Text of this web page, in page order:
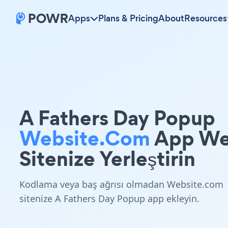
Apps Plans & PricingAboutResources
A Fathers Day Popup
Website.comApp
Sitenize Yerleştirin
Kodlama veya baş ağrısı olmadan Website.com
sitenize A Fathers Day Popup app ekleyin.